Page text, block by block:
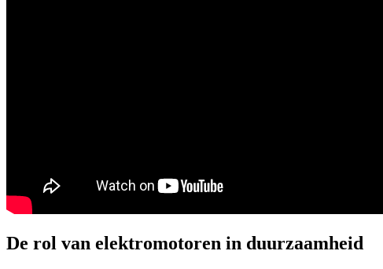
De rol van elektromotoren in duurzaamheid